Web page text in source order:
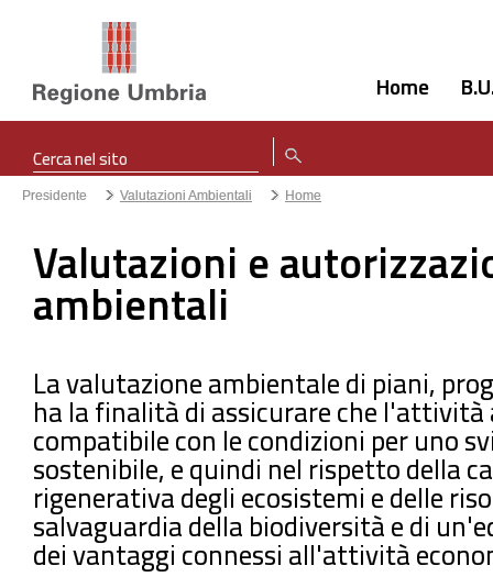
Home
Presidente Valutazioni Ambientali Home
Valutazioni e
ambientali
La valutazione ambientale di piani,
ha la finalità di assicurare che
compatibile con le condizioni per uno
sostenibile, e quindi nel rispetto della
rigenerativa degli ecosistemi e delle
salvaguardia della biodiversità e di
dei vantaggi connessi all'attività